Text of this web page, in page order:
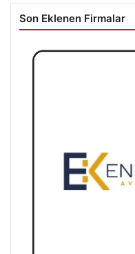
Son Eklenen Firmalar